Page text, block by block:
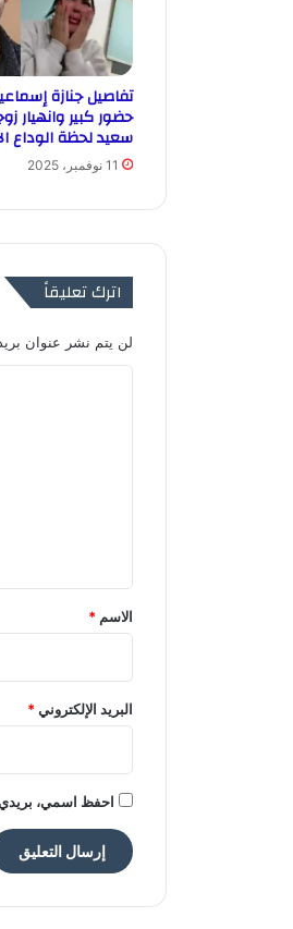
تفاصيل جنازة
حضور كبير وانهيار
سعيد لحظة الوداع
11 نوفمبر، 2025
اترك تعليقاً
لن يتم نشر عنوان
*
الاسم *
البريد الإلكتروني*
احفظ اسمي، بريدي